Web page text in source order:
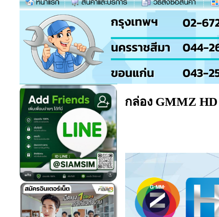
กล่อง GMMZ HD